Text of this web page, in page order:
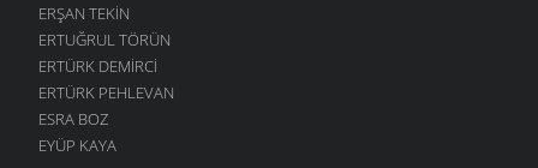
ERŞAN TEKIN
ERTUĞRUL TÖRÜN
ERTÜRK DEMIRCI
ERTÜRK PEHLEVAN
ESRA BOZ
EYÜP KAYA